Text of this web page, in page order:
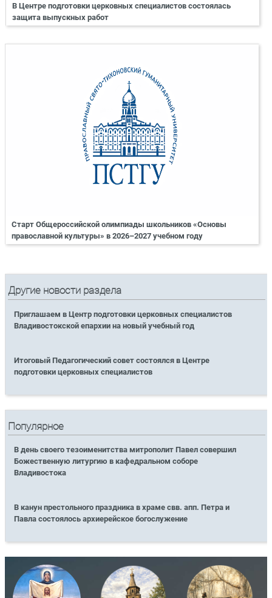
В Центре подготовки церковных специалистов состоялась
защита выпускных работ
Старт Общероссийской олимпиады школьников «Основы
православной культуры» в 2026–2027 учебном году
Другие новости раздела
Приглашаем в Центр подготовки церковных специалистов
Владивостокской епархии на новый учебный год
Итоговый Педагогический совет состоялся в Центре
подготовки церковных специалистов
Популярное
В день своего тезоименитства митрополит Павел совершил
Божественную литургию в кафедральном соборе
Владивостока
В канун престольного праздника в храме свв. апп. Петра и
Павла состоялось архиерейское богослужение